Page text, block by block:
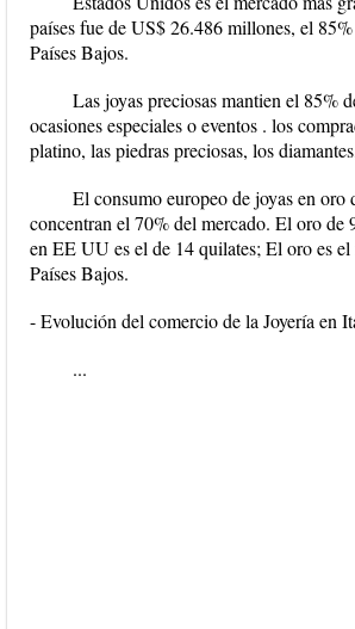
países fue de US$ 26.486 millones, el
Países Bajos.
Las joyas preciosas mantien el 85%
ocasiones especiales o eventos . los
platino, las piedras preciosas, los
El consumo europeo de joyas en
concentran el 70% del mercado. El oro de
en EE UU es el de 14 quilates; El oro es
Países Bajos.
- Evolución del comercio de la Joyería en
...